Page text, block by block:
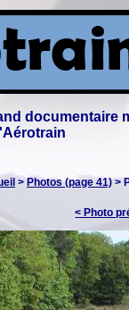
documentaire
l'Aérotrain
> Photos (page 41) >
< Photo